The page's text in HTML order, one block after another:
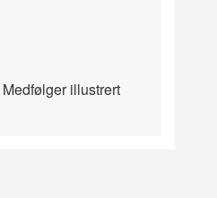
illustrert